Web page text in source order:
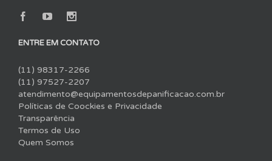
ENTRE EM CONTATO
(11) 98317-2266
(11) 97527-2207
atendimento@equipamentosdepanificacao.com.br
Políticas de Coockies e Privacidade
Transparência
Termos de Uso
Quem Somos